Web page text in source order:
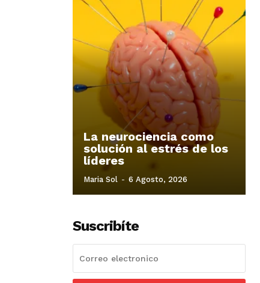
La neurociencia como
solución al estrés de los
líderes
Maria Sol - 6 Agosto, 2026
Suscribíte